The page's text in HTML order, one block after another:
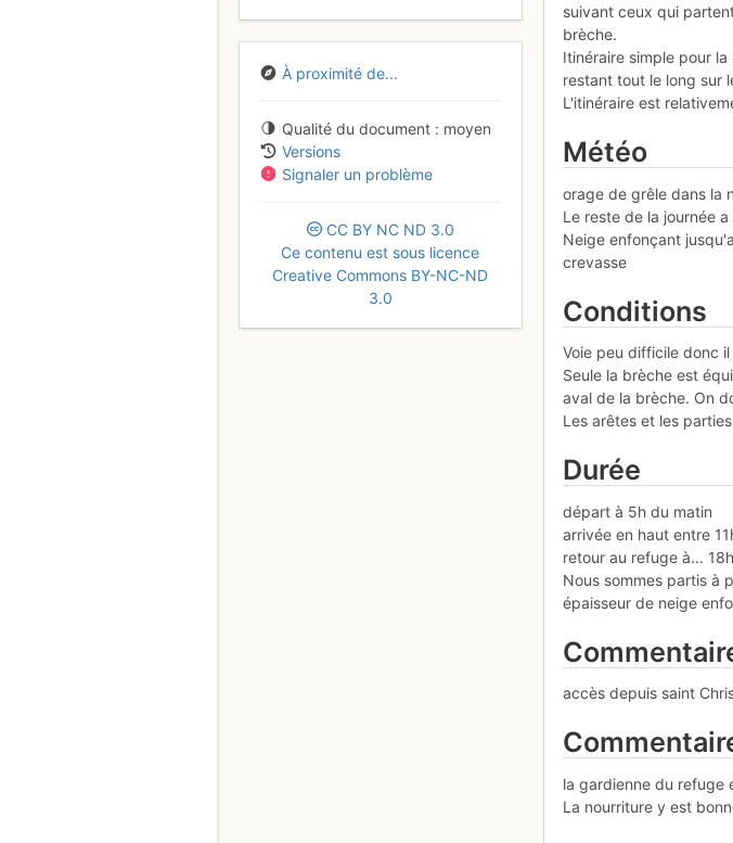
À proximité de...
Qualité du document
moyen
Versions
Signaler un problème
CC BY NC ND 3.0
Ce contenu est sous licence
Creative Commons BY-NC-ND
3.0
suivant ceux qui
brèche.
Itinéraire simple pour
restant tout le long sur
L'itinéraire est
Météo
orage de grêle dans la
Le reste de la journée
Neige enfonçant
crevasse
Conditions
Voie peu difficile donc
Seule la brèche est
aval de la brèche. On
Les arêtes et les
Durée
départ à 5h du matin
arrivée en haut entre
retour au refuge à...
Nous sommes partis à
épaisseur de neige
accès depuis saint
la gardienne du refuge
La nourriture y est